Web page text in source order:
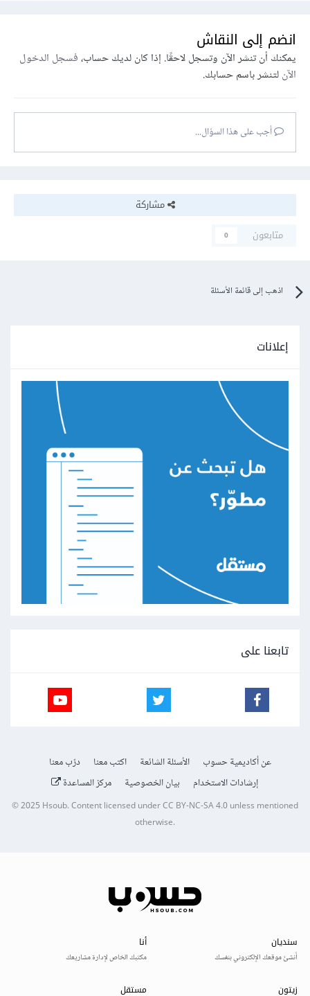
انضم إلى النقاش
يمكنك أن تنشر الآن وتسجل لاحقًا. إذا كان لديك حساب،فسجل الدخول
الآنلتنشر باسم حسابك.
أجب على هذا السؤال...
مشاركة
متابعون
0
اذهب إلى قائمة الأسئلة
إعلانات
تابعنا على
عن أكاديمية حسوب الأسئلة الشائعة اكتب معنا
درّب معنا
إرشادات الاستخدام
بيان الخصوصية مركز المساعدة
© 2025Hsoub.Content licensed underCC BY-NC-SA 4.0unless mentioned
otherwise.